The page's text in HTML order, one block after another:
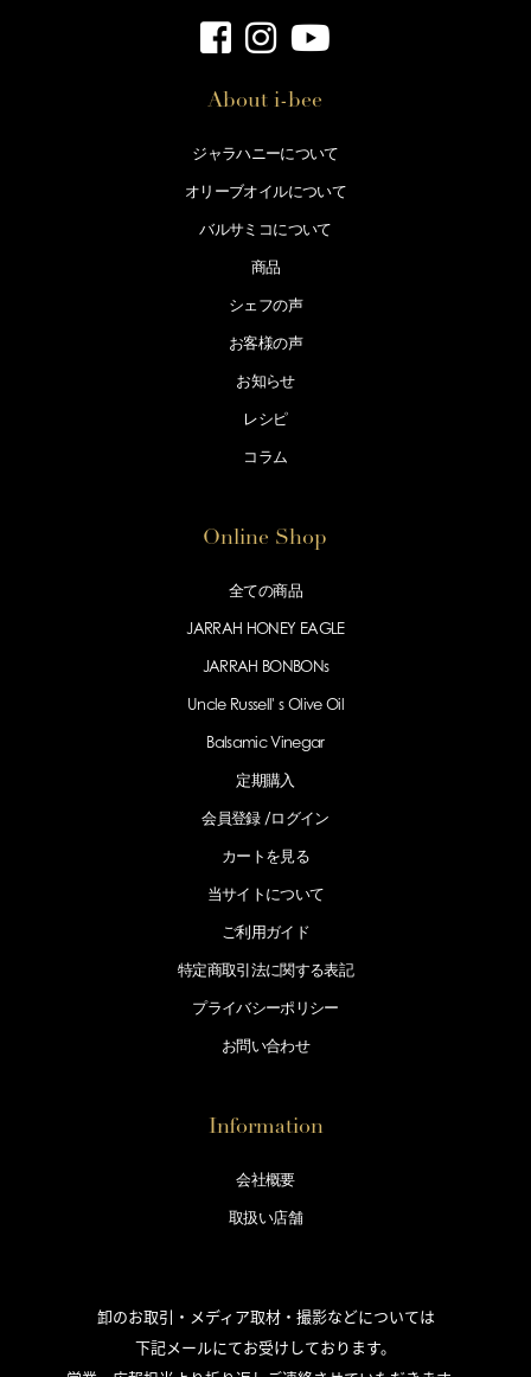
About i-bee
ジャラハニーについて
オリーブオイルについて
バルサミコについて
商品
シェフの声
お客様の声
お知らせ
レシピ
コラム
Online Shop
全ての商品
JARRAH HONEY EAGLE
JARRAH BONBONs
Uncle Russell' s Olive Oil
Balsamic Vinegar
定期購入
会員登録 /ログイン
カートを見る
当サイトについて
ご利用ガイド
特定商取引法に関する表記
プライバシーポリシー
お問い合わせ
Information
会社概要
取扱い店舗
卸のお取引・メディア取材・撮影などについては
下記メールにてお受けしております。